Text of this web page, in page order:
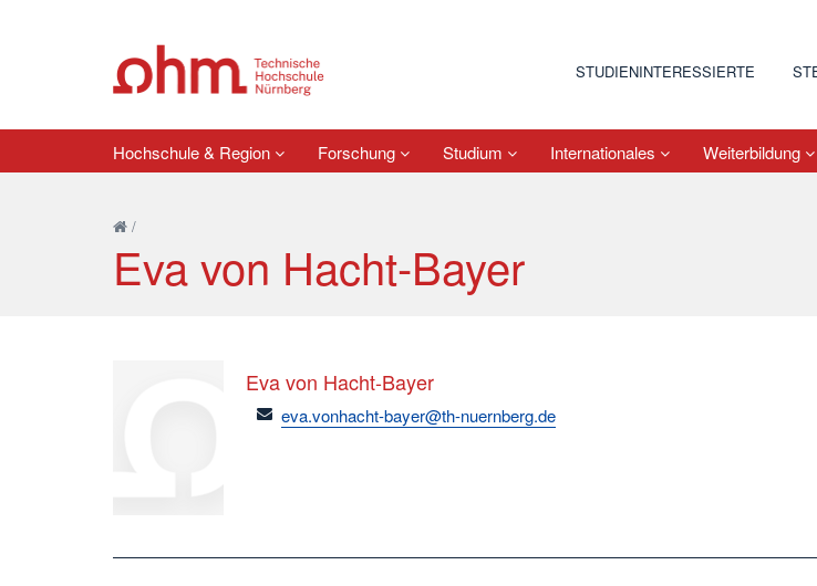
STUDIENINTERESSIERTE
Hochschule & Region Forschung Studium Internationales Weiterbildung
/
Eva von Hacht-Bayer
Eva von Hacht-Bayer
email
eva.vonhacht-bayer@th-nuernberg.de